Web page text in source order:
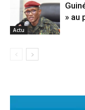
Actu
» au